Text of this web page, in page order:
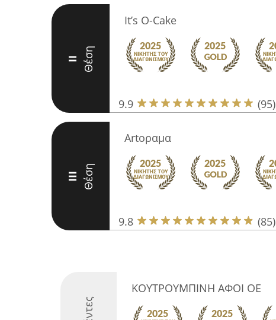
II Θέση
It’s O-Cake
9.9 (95)
III Θέση
Artοραμα
9.8 (85)
ΚΟΥΤΡΟΥΜΠΙΝΗ ΑΦΟΙ OE